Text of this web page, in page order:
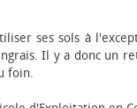
ses sols à
Il y a donc un
foin.